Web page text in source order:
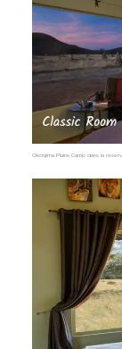
Okonjima Plains Camp dans la